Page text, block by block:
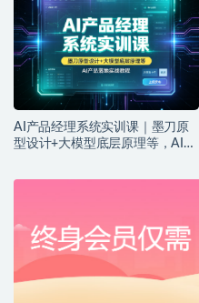
AI产品经理系统实训课｜墨刀原
型设计+大模型底层原理等，AI产